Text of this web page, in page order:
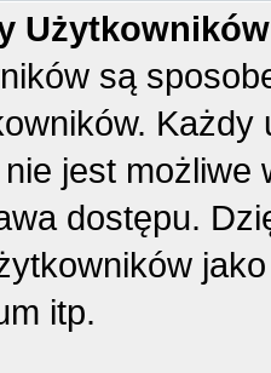
są
jest
dostępu.
itp.